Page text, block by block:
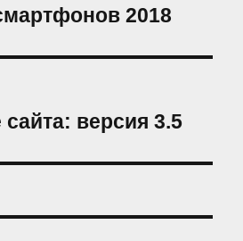
2018
версия 3.5